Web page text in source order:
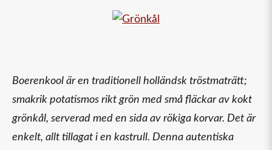
Boerenkool är en traditionell holländsk tröstmaträtt;
smakrik potatismos rikt grön med små fläckar av kokt
grönkål, serverad med en sida av rökiga korvar. Det är
enkelt, allt tillagat i en kastrull. Denna autentiska